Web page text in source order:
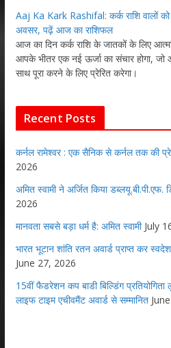
Aaj Ka Kark Rashifal: कर्क राशि वालों
अवसर, पढ़ें आज का राशिफल
आज का दिन कर्क राशि के जातकों के लिए
आपके भीतर एक नई ऊर्जा का संचार होगा, जो
साथ पूरा करने के लिए प्रेरित करेगा।
Recent Posts
कर्नल रामेश्वर : एक सैनिक से कर्नल तक की
2026
अमित स्वामी ने अर्जित किया डब्लयू.बी.पी.एफ.
2026
मानवता सबसे बड़ा धर्म है: अमित स्वामी July
भारत भूटान शांति रतन अवार्ड प्राप्त कर
June 27, 2026
15वीं फैडरेशन कप बाडी बिल्डिंग प्रतियोगिता
लाइफ टाइम एचीवमैंट अवार्ड से सम्मानित